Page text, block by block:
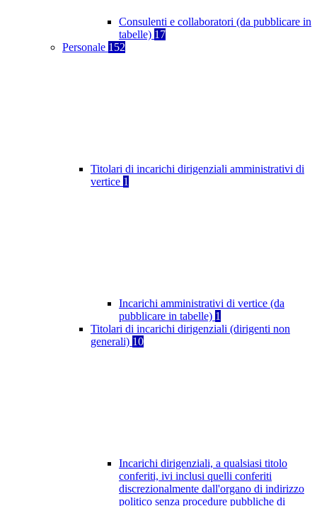
Consulenti e collaboratori (da pubblicare in
tabelle) 17
Personale 152
Titolari di incarichi dirigenziali amministrativi di
vertice 1
Incarichi amministrativi di vertice (da
pubblicare in tabelle) 1
Titolari di incarichi dirigenziali (dirigenti non
generali) 10
Incarichi dirigenziali, a qualsiasi titolo
conferiti, ivi inclusi quelli conferiti
discrezionalmente dall'organo di indirizzo
politico senza procedure pubbliche di